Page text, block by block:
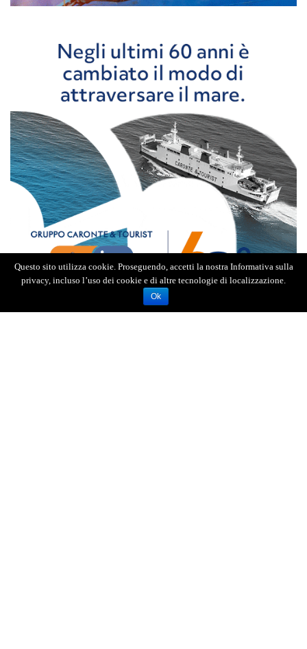
Questo sito utilizza cookie. Proseguendo, accetti la nostra Informativa sulla
privacy, incluso l’uso dei cookie e di altre tecnologie di localizzazione.
Ok